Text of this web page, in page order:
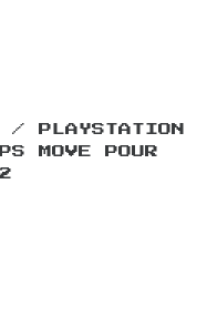
/ PLAYSTATION
MOVE POUR